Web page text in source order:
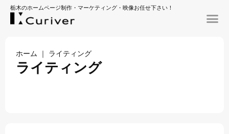
栃木のホームページ制作・マーケティング・映像お任せ下さい！
ホーム ｜ ライティング
ライティング